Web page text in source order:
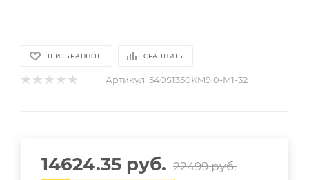
В ИЗБРАННОЕ СРАВНИТЬ
Артикул: 540S1350KM9.0-M1-32
14624.35 руб. 22499руб.